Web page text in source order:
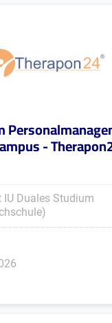
-
Duales Studium